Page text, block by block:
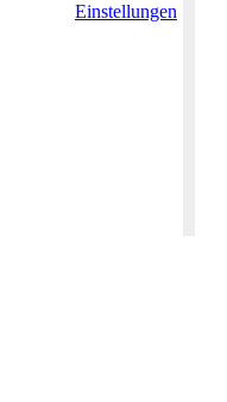
Einstellungen